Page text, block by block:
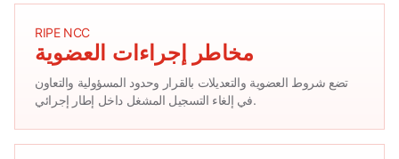
RIPE NCC
مخاطر إجراءات العضوية
تضع شروط العضوية والتعديلات بالقرار وحدود المسؤولية والتعاون
في إلغاء التسجيل المشغل داخل إطار إجرائي.